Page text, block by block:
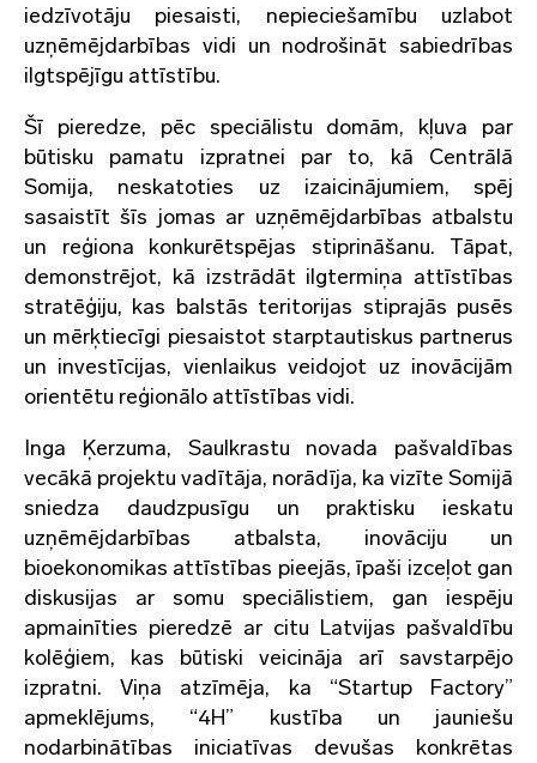
iedzīvotāju piesaisti, nepieciešamību uzlabot
uzņēmējdarbības vidi un nodrošināt sabiedrības
ilgtspējīgu attīstību.
Šī pieredze, pēc speciālistu domām, kļuva par
būtisku pamatu izpratnei par to, kā Centrālā
Somija, neskatoties uz izaicinājumiem, spēj
sasaistīt šīs jomas ar uzņēmējdarbības atbalstu
un reģiona konkurētspējas stiprināšanu.
Tāpat,
demonstrējot, kā izstrādāt ilgtermiņa attīstības
stratēģiju, kas balstās teritorijas stiprajās pusēs
un mērķtiecīgi piesaistot starptautiskus partnerus
un investīcijas, vienlaikus veidojot uz inovācijām
orientētu reģionālo attīstības vidi.
Inga Ķerzuma, Saulkrastu novada pašvaldības
vecākā projektu vadītāja, norādīja, ka vizīte Somijā
sniedza daudzpusīgu un praktisku ieskatu
uzņēmējdarbības atbalsta, inovāciju un
bioekonomikas attīstības pieejās, īpaši izceļot gan
diskusijas ar somu speciālistiem, gan iespēju
apmainīties pieredzē ar citu Latvijas pašvaldību
kolēģiem, kas būtiski veicināja arī savstarpējo
izpratni. Viņa atzīmēja, ka “Startup Factory”
apmeklējums, “4H” kustība un jauniešu
nodarbinātības iniciatīvas devušas konkrētas